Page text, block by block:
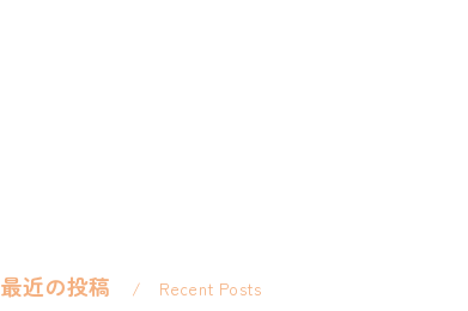
最近の投稿 Recent Posts